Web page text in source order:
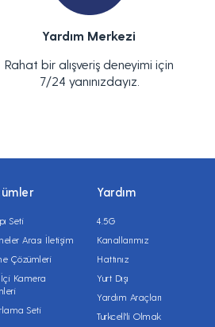
Yardım Merkezi
Rahat bir alışveriş deneyimi için
7/24 yanınızdayız.
Seti
Arası İletişim
Çözümleri
Kamera
Seti
Yardım
4.5G
Kanallarımız
Hattınız
Yurt Dışı
Yardım Araçları
Turkcell'li Olmak